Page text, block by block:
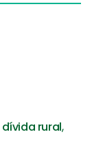
dívida rural,